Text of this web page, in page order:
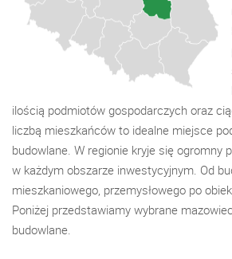
ilością podmiotów gospodarczych oraz
liczbą mieszkańców to idealne miejsce
budowlane. W regionie kryje się ogromny
w każdym obszarze inwestycyjnym. Od
mieszkaniowego, przemysłowego po
Poniżej przedstawiamy wybrane
budowlane.